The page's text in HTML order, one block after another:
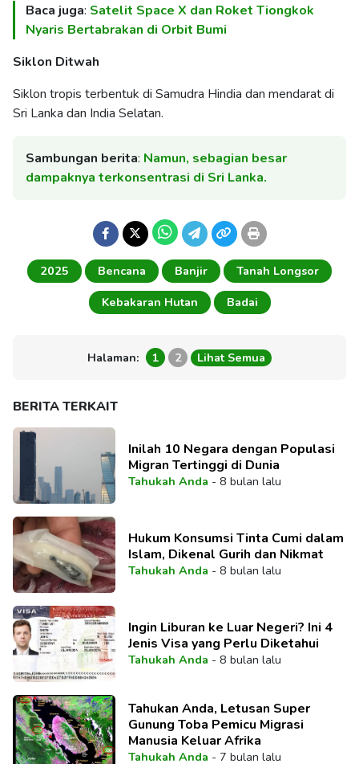
Baca juga: Satelit Space X dan Roket Tiongkok
Nyaris Bertabrakan di Orbit Bumi
Siklon Ditwah
Siklon tropis terbentuk di Samudra Hindia dan mendarat di
Sri Lanka dan India Selatan.
Sambungan berita: Namun, sebagian besar
dampaknya terkonsentrasi di Sri Lanka.
2025 Bencana Banjir
Tanah Longsor
Kebakaran Hutan
Badai
Halaman: 1 2 Lihat Semua
BERITA TERKAIT
Inilah 10 Negara dengan Populasi
Migran Tertinggi di Dunia
Tahukah Anda - 8 bulan lalu
Hukum Konsumsi Tinta Cumi dalam
Islam, Dikenal Gurih dan Nikmat
Tahukah Anda - 8 bulan lalu
Ingin Liburan ke Luar Negeri? Ini 4
Jenis Visa yang Perlu Diketahui
Tahukah Anda - 8 bulan lalu
Tahukan Anda, Letusan Super
Gunung Toba Pemicu Migrasi
Manusia Keluar Afrika
Tahukah Anda - 7 bulan lalu